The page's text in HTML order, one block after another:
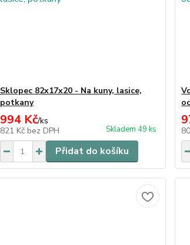
Sklopec 82x17x20 - Na kuny, lasice,
potkany
994 Kč/ks
821 Kč bez DPH Skladem 49 ks
Přidat do košíku